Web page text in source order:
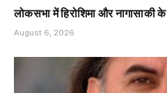
लोकसभा में हिरोशिमा और नागासाकी के
August 6, 2026